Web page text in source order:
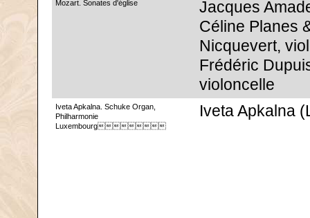
Mozart. Sonates d'église
Jacques
Céline Planes
Nicquevert,
Frédéric
violoncelle
Iveta Apkalna. Schuke Organ,
Philharmonie
Luxembourg
Iveta Apkalna